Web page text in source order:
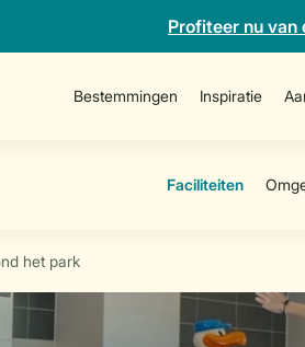
Profiteer nu
Bestemmingen Inspiratie
het park